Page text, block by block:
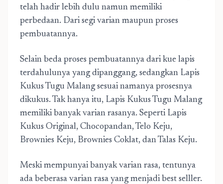
telah hadir lebih dulu namun memiliki
perbedaan. Dari segi varian maupun proses
pembuatannya.
Selain beda proses pembuatannya dari kue lapis
terdahulunya yang dipanggang, sedangkan Lapis
Kukus Tugu Malang sesuai namanya prosesnya
dikukus. Tak hanya itu, Lapis Kukus Tugu Malang
memiliki banyak varian rasanya. Seperti Lapis
Kukus Original, Chocopandan, Telo Keju,
Brownies Keju, Brownies Coklat, dan Talas Keju.
Meski mempunyai banyak varian rasa, tentunya
ada beberasa varian rasa yang menjadi best selller.